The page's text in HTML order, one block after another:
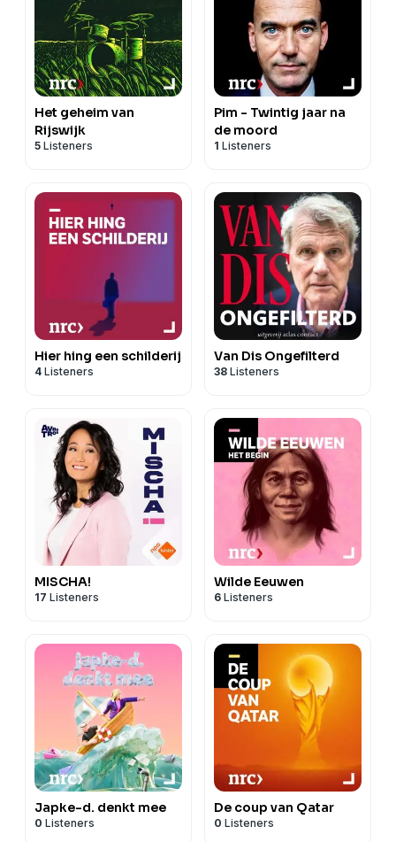
Het geheim van
Rijswijk
5 Listeners
Pim - Twintig jaar na
de moord
1 Listeners
Hier hing een schilderij
4 Listeners
Van Dis Ongefilterd
38 Listeners
MISCHA!
17 Listeners
Wilde Eeuwen
6 Listeners
Japke-d. denkt mee
0 Listeners
De coup van Qatar
0 Listeners